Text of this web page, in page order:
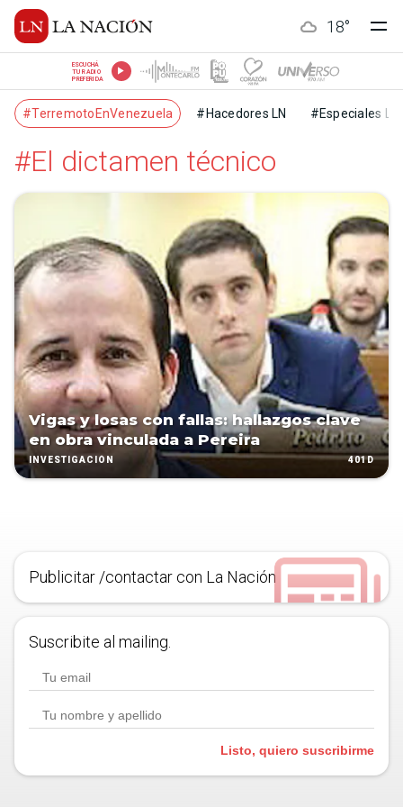
18°
ESCUCHÁ
TU RADIO
PREFERIDA
#TerremotoEnVenezuela #Hacedores LN #Especiales LN
#El dictamen técnico
Vigas y losas con fallas: hallazgos clave
en obra vinculada a Pereira
INVESTIGACIÓN 401D
Publicitar /contactar con La Nación
Suscribite al mailing.
Listo, quiero suscribirme